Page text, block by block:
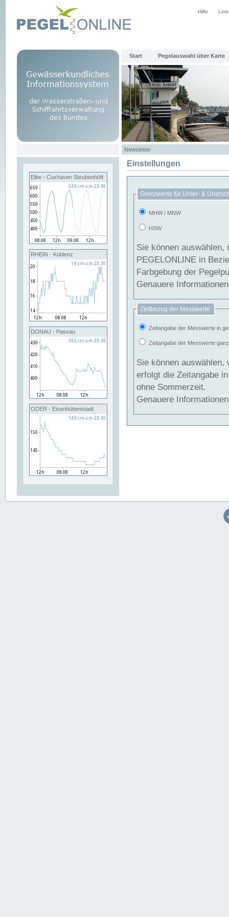
Hilfe
Start Pegelauswahl über Karte
Newsletter
Elbe - Cuxhaven Steubenhöft
RHEIN - Koblenz
DONAU - Passau
ODER - Eisenhüttenstadt
Einstellungen
Grenzwerte für Unter- &
MHW / MNW
HSW
Sie können
PEGELONLINE in Beziehung
Farbgebung der
Genauere
Zeitbezug der Messwerte:
Zeitangabe der Messwerte in
Zeitangabe der Messwerte
Sie können auswählen,
erfolgt die Zeitangabe
ohne Sommerzeit.
Genauere